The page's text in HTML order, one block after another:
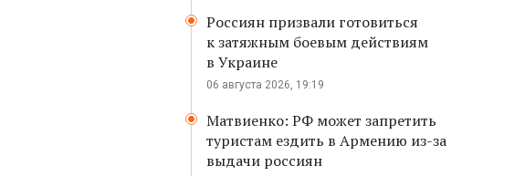
Россиян призвали готовиться
к затяжным боевым действиям
в Украине
06 августа 2026, 19:19
Матвиенко: РФ может запретить
туристам ездить в Армению из-за
выдачи россиян